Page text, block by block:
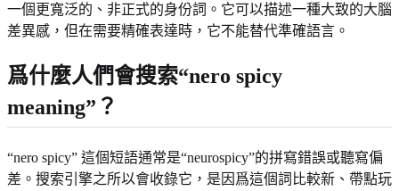
一個更寬泛的、非正式的身份詞。它可以描述一種大致的大腦
差異感，但在需要精確表達時，它不能替代準確語言。
爲什麼人們會搜索“nero spicy
meaning”？
“nero spicy” 這個短語通常是“neurospicy”的拼寫錯誤或聽寫偏
差。搜索引擎之所以會收錄它，是因爲這個詞比較新、帶點玩